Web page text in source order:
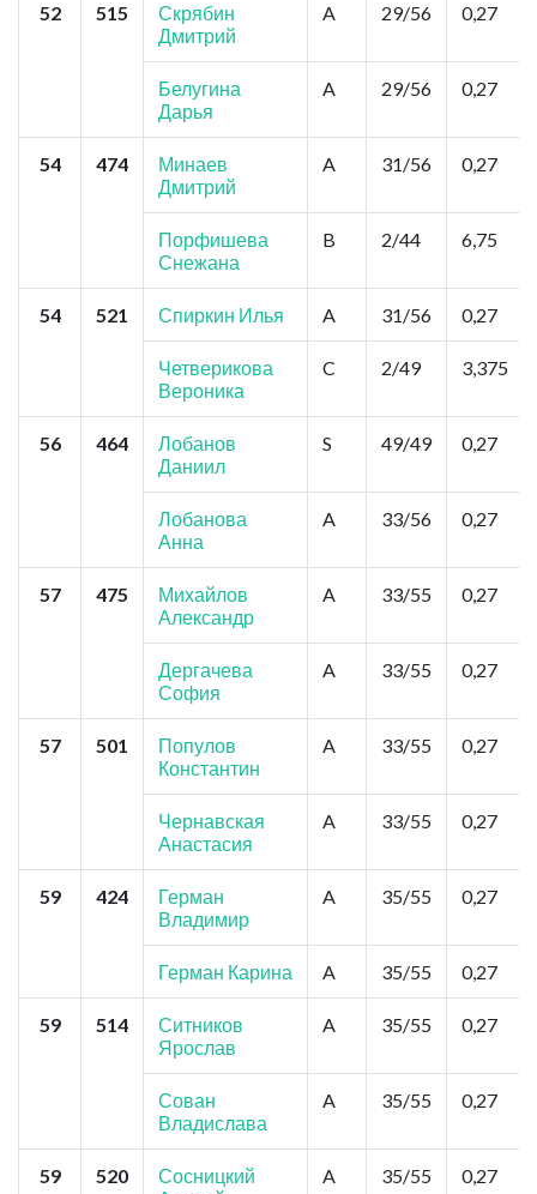
52 515
Скрябин
Дмитрий
A 29/56 0,27
Белугина
Дарья
A 29/56 0,27
54 474
Минаев
Дмитрий
A 31/56 0,27
Порфишева
Снежана
B 2/44 6,75
54 521 Спиркин Илья A 31/56 0,27
Четверикова
Вероника
C 2/49 3,375
56 464
Лобанов
Даниил
S 49/49 0,27
Лобанова
Анна
A 33/56 0,27
57 475
Михайлов
Александр
A 33/55 0,27
Дергачева
София
A 33/55 0,27
57 501
Популов
Константин
A 33/55 0,27
Чернавская
Анастасия
A 33/55 0,27
59 424
Герман
Владимир
A 35/55 0,27
Герман Карина A 35/55 0,27
59 514
Ситников
Ярослав
A 35/55 0,27
Сован
Владислава
A 35/55 0,27
59 520
Сосницкий
A 35/55 0,27